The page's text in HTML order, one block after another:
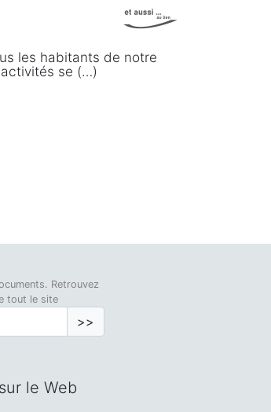
les habitants de notre
se (…)
Retrouvez
tout le site
>>
le Web